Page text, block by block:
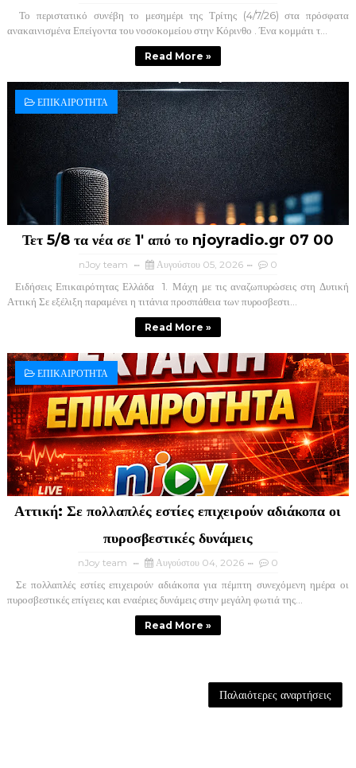
Το περιστατικό συνέβη το μεσημέρι της Τρίτης (4/7/26) στα πρόσφατα
ανακαινισμένα Επείγοντα του νοσοκομείου στην Κόρινθο . Ένα κομμάτι τ...
Read More »
ΕΠΙΚΑΙΡΟΤΗΤΑ
Τετ 5/8 τα νέα σε 1' από το njoyradio.gr 07 00
nJoy team Αυγούστου 05, 2026 0
Ειδήσεις Επικαιρότητας Ελλάδα ​ 1. Μάχη με τις αναζωπυρώσεις στη Δυτική
Αττική ​Σε εξέλιξη παραμένει η τιτάνια προσπάθεια των πυροσβεστι...
Read More »
ΕΠΙΚΑΙΡΟΤΗΤΑ
Αττική: Σε πολλαπλές εστίες επιχειρούν αδιάκοπα οι
πυροσβεστικές δυνάμεις
nJoy team Αυγούστου 04, 2026 0
Σε πολλαπλές εστίες επιχειρούν αδιάκοπα για πέμπτη συνεχόμενη ημέρα οι
πυροσβεστικές επίγειες και εναέριες δυνάμεις στην μεγάλη φωτιά της...
Read More »
Παλαιότερες αναρτήσεις